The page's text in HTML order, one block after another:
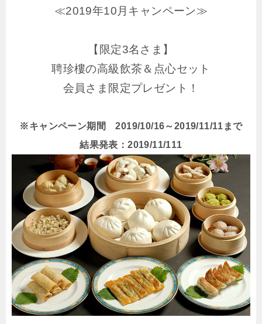
≪2019年10月キャンペーン≫
【限定3名さま】
聘珍樓の高級飲茶＆点心セット
会員さま限定プレゼント！
※キャンペーン期間 2019/10/16～2019/11/11まで
結果発表：2019/11/111